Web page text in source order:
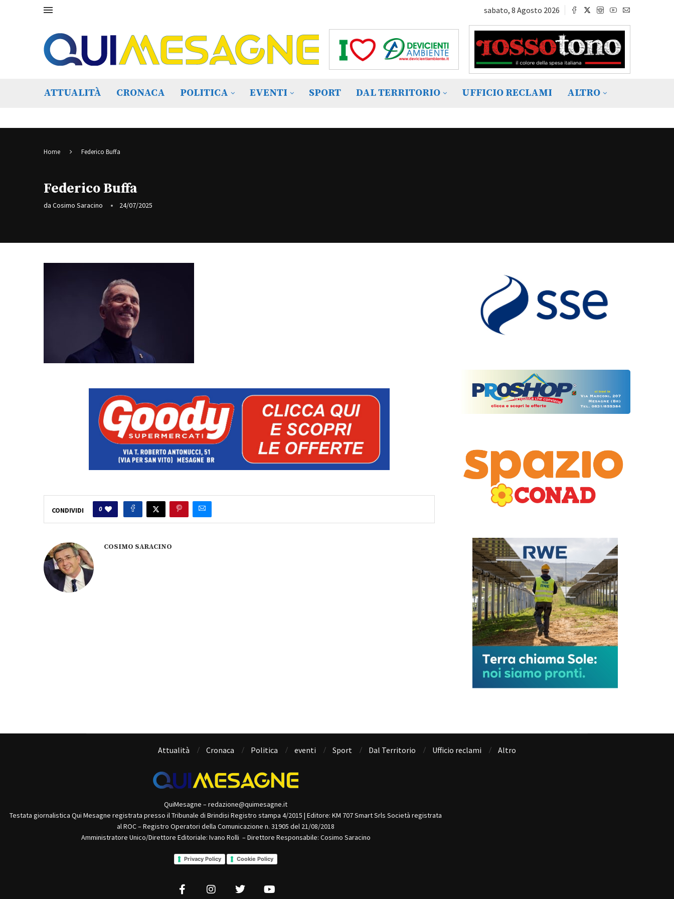
sabato, 8 Agosto 2026
ATTUALITÀ CRONACA POLITICA EVENTI SPORT DAL TERRITORIO UFFICIO RECLAMI ALTRO
Home Federico Buffa
Federico Buffa
da Cosimo Saracino 24/07/2025
CONDIVIDI 0
COSIMO SARACINO
Attualità Cronaca Politica eventi Sport Dal Territorio Ufficio reclami Altro
QuiMesagne – redazione@quimesagne.it
Testata giornalistica Qui Mesagne registrata presso il Tribunale di Brindisi Registro stampa 4/2015 | Editore: KM 707 Smart Srls Società registrata
al ROC – Registro Operatori della Comunicazione n. 31905 del 21/08/2018
Amministratore Unico/Direttore Editoriale: Ivano Rolli – Direttore Responsabile: Cosimo Saracino
Privacy Policy Cookie Policy